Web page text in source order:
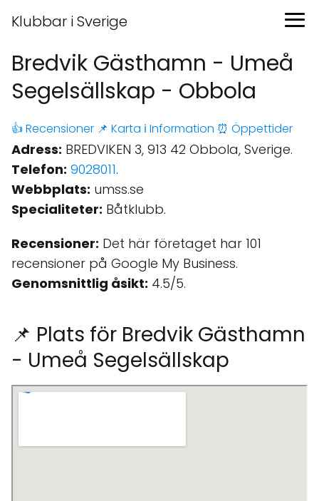
Klubbar i Sverige
Bredvik Gästhamn - Umeå
Segelsällskap - Obbola
👍 Recensioner 📌 Karta ℹ️ Information ⏰ Öppettider
Adress: BREDVIKEN 3, 913 42 Obbola, Sverige.
Telefon: 9028011.
Webbplats: umss.se
Specialiteter: Båtklubb.
Recensioner: Det här företaget har 101
recensioner på Google My Business.
Genomsnittlig åsikt: 4.5/5.
📌 Plats för Bredvik Gästhamn
- Umeå Segelsällskap